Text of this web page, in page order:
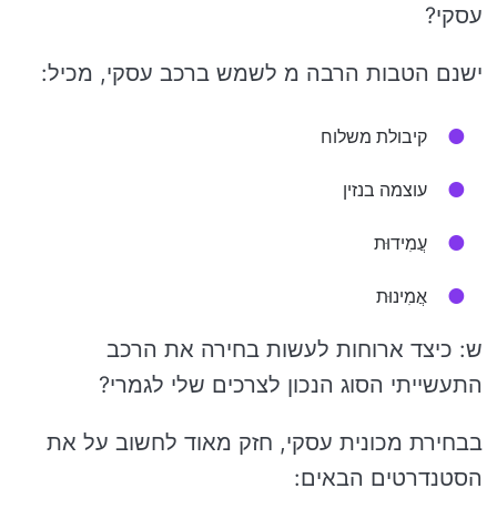
עסקי?
ישנם הטבות הרבה מ לשמש ברכב עסקי, מכיל:
קיבולת משלוח
עוצמה בנזין
עֲמִידוּת
אֲמִינוּת
ש: כיצד ארוחות לעשות בחירה את הרכב
התעשייתי הסוג הנכון לצרכים שלי לגמרי?
בבחירת מכונית עסקי, חזק מאוד לחשוב על את
הסטנדרטים הבאים: